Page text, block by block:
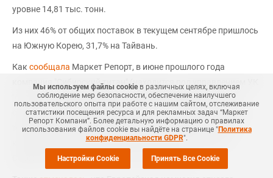
уровне 14,81 тыс. тонн.
Из них 46% от общих поставок в текущем сентябре пришлось
на Южную Корею, 31,7% на Тайвань.
Как сообщала Маркет Репорт, в июне прошлого года
компания "Сибирский титан" (находится под управлением УК
"Атом-ТОР") начала проектно-изыскательные работы по
созданию производства диоксида титана. Работы идут на
территории "Сибирского химического комбината" (СХК),
который является акционером "Сибирского титана", в
Северске Томской области (ТОСЭР "Северск").
Мы используем файлы cookieв различных целях, включая
соблюдение мер безопасности, обеспечение наилучшего
пользовательского опыта при работе с нашим сайтом, отслеживание
статистики посещения ресурса и для рекламных задач “Маркет
Репорт Компани”. Более детальную информацию о правилах
использования файлов cookie вы найдёте на странице "Политика
конфиденциальности GDPR".
Настройки Cookie Принять Все Cookie